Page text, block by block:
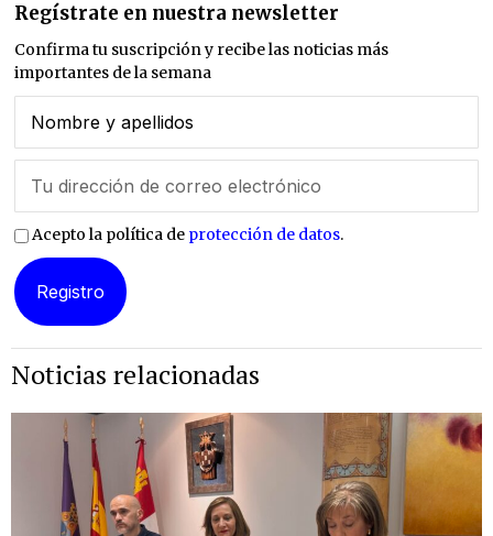
Regístrate en nuestra newsletter
Confirma tu suscripción y recibe las noticias más
importantes de la semana
Acepto la política de protección de datos.
Noticias relacionadas